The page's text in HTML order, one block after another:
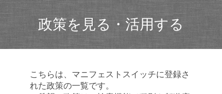
政策を見る・活用する
こちらは、マニフェストスイッチに登録さ
れた政策の一覧です。